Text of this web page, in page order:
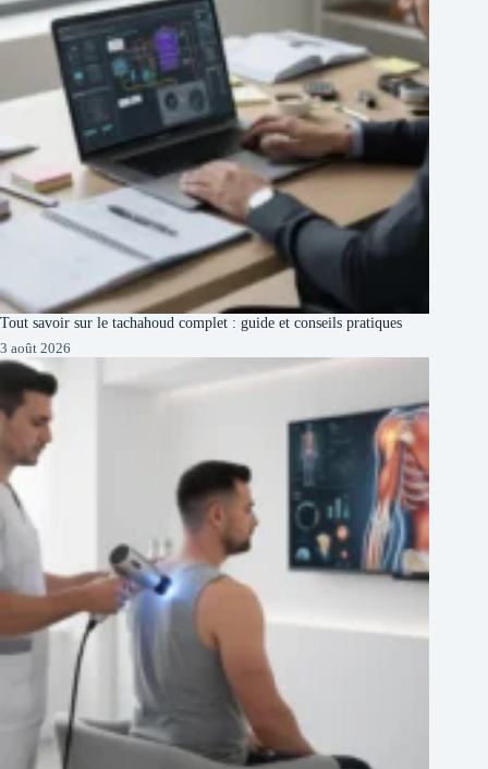
Tout savoir sur le tachahoud complet : guide et conseils pratiques
3 août 2026